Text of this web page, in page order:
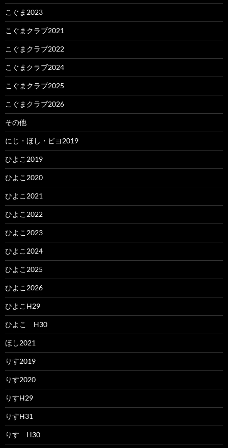
こぐま2023
こぐまクラブ2021
こぐまクラブ2022
こぐまクラブ2024
こぐまクラブ2025
こぐまクラブ2026
その他
にじ・ほし・ピヨ2019
ひよこ2019
ひよこ2020
ひよこ2021
ひよこ2022
ひよこ2023
ひよこ2024
ひよこ2025
ひよこ2026
ひよこH29
ひよこ H30
ほし2021
りす2019
りす2020
りすH29
りすH31
りす H30